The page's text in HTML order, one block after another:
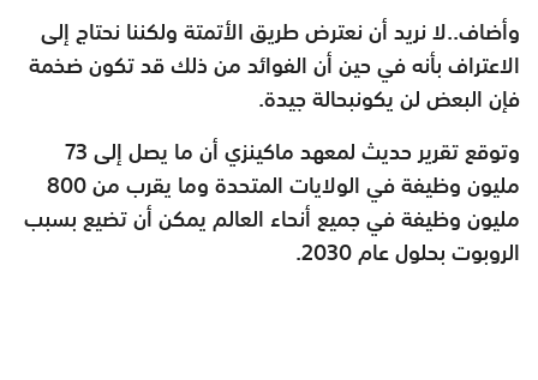
وأضاف..لا نريد أن نعترض طريق الأتمتة ولكننا نحتاج إلى
الاعتراف بأنه في حين أن الفوائد من ذلك قد تكون ضخمة
فإن البعض لن يكونبحالة جيدة.
وتوقع تقرير حديث لمعهد ماكينزي أن ما يصل إلى 73
مليون وظيفة في الولايات المتحدة وما يقرب من 800
مليون وظيفة في جميع أنحاء العالم يمكن أن تضيع بسبب
الروبوت بحلول عام 2030.